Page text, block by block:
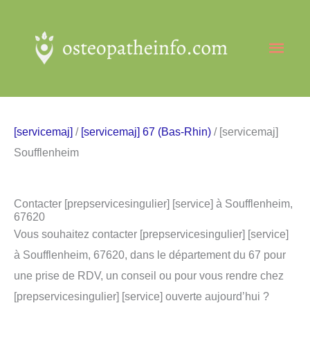
contenu
[servicemaj] / [servicemaj] 67 (Bas-Rhin) / [servicemaj]
Soufflenheim
Contacter [prepservicesingulier] [service] à Soufflenheim,
67620
Vous souhaitez contacter [prepservicesingulier] [service]
à Soufflenheim, 67620, dans le département du 67 pour
une prise de RDV, un conseil ou pour vous rendre chez
[prepservicesingulier] [service] ouverte aujourd’hui ?